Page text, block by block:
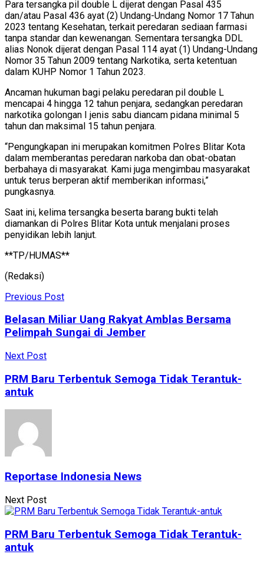
Para tersangka pil double L dijerat dengan Pasal 435
dan/atau Pasal 436 ayat (2) Undang-Undang Nomor 17 Tahun
2023 tentang Kesehatan, terkait peredaran sediaan farmasi
tanpa standar dan kewenangan. Sementara tersangka DDL
alias Nonok dijerat dengan Pasal 114 ayat (1) Undang-Undang
Nomor 35 Tahun 2009 tentang Narkotika, serta ketentuan
dalam KUHP Nomor 1 Tahun 2023.
Ancaman hukuman bagi pelaku peredaran pil double L
mencapai 4 hingga 12 tahun penjara, sedangkan peredaran
narkotika golongan I jenis sabu diancam pidana minimal 5
tahun dan maksimal 15 tahun penjara.
“Pengungkapan ini merupakan komitmen Polres Blitar Kota
dalam memberantas peredaran narkoba dan obat-obatan
berbahaya di masyarakat. Kami juga mengimbau masyarakat
untuk terus berperan aktif memberikan informasi,”
pungkasnya.
Saat ini, kelima tersangka beserta barang bukti telah
diamankan di Polres Blitar Kota untuk menjalani proses
penyidikan lebih lanjut.
**TP/HUMAS**
(Redaksi)
Previous Post
Belasan Miliar Uang Rakyat Amblas Bersama
Pelimpah Sungai di Jember
Next Post
PRM Baru Terbentuk Semoga Tidak Terantuk-
antuk
Reportase Indonesia News
Next Post
PRM Baru Terbentuk Semoga Tidak Terantuk-
antuk